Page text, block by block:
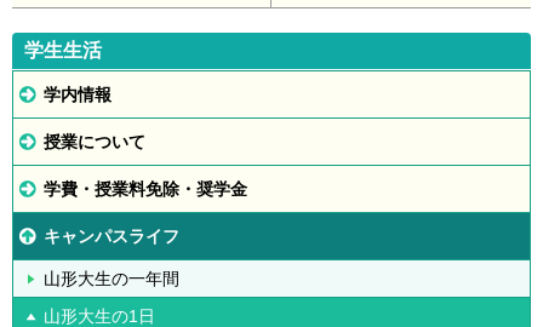
学生生活
学内情報
授業について
学費・授業料免除・奨学金
キャンパスライフ
山形大生の一年間
山形大生の1日